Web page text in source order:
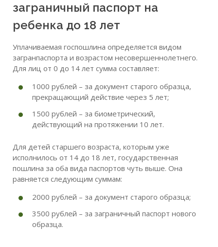
заграничный паспорт на
ребенка до 18 лет
Уплачиваемая госпошлина определяется видом
загранпаспорта и возрастом несовершеннолетнего.
Для лиц от 0 до 14 лет сумма составляет:
1000 рублей – за документ старого образца,
прекращающий действие через 5 лет;
1500 рублей – за биометрический,
действующий на протяжении 10 лет.
Для детей старшего возраста, которым уже
исполнилось от 14 до 18 лет, государственная
пошлина за оба вида паспортов чуть выше. Она
равняется следующим суммам:
2000 рублей – за документ старого образца;
3500 рублей – за заграничный паспорт нового
образца.